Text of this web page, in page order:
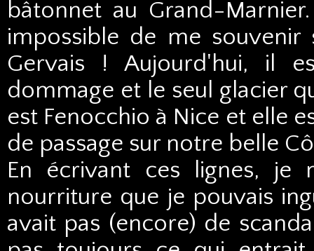
bâtonnet au Grand-
impossible de me
Gervais ! Aujourd'hui, il
dommage et le seul glacier
est Fenocchio à Nice et elle
de passage sur notre belle
En écrivant ces lignes, je
nourriture que je pouvais
avait pas (encore) de